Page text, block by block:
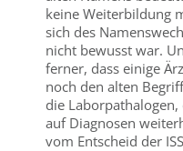
keine Weiterbildung
sich des
nicht bewusst war.
ferner, dass einige
noch den alten
die
auf Diagnosen
vom Entscheid der